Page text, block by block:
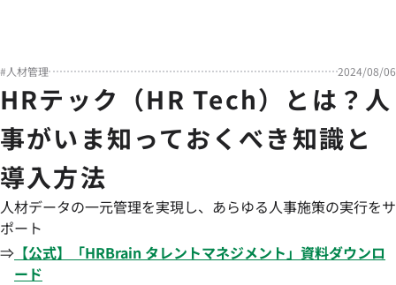
#人材管理 2024/08/06
HRテック（HR Tech）とは？人
事がいま知っておくべき知識と
導入方法
人材データの一元管理を実現し、あらゆる人事施策の実行をサ
ポート
⇒ 【公式】「HRBrain タレントマネジメント」資料ダウンロ
ード